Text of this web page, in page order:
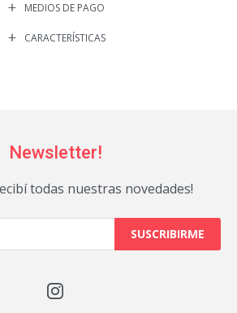
MEDIOS DE PAGO
CARACTERÍSTICAS
Newsletter!
todas nuestras novedades!
SUSCRIBIRME
